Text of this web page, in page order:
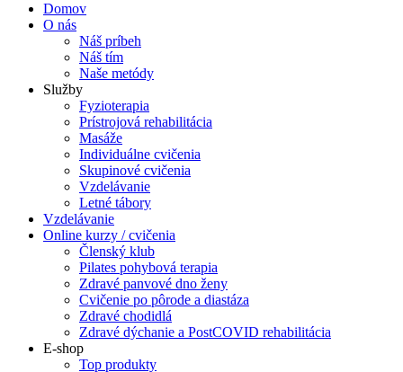
Domov
O nás
Náš príbeh
Náš tím
Naše metódy
Služby
Fyzioterapia
Prístrojová rehabilitácia
Masáže
Individuálne cvičenia
Skupinové cvičenia
Vzdelávanie
Letné tábory
Vzdelávanie
Online kurzy / cvičenia
Členský klub
Pilates pohybová terapia
Zdravé panvové dno ženy
Cvičenie po pôrode a diastáza
Zdravé chodidlá
Zdravé dýchanie a PostCOVID rehabilitácia
E-shop
Top produkty